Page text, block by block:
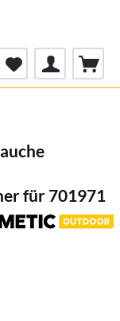
für 701971